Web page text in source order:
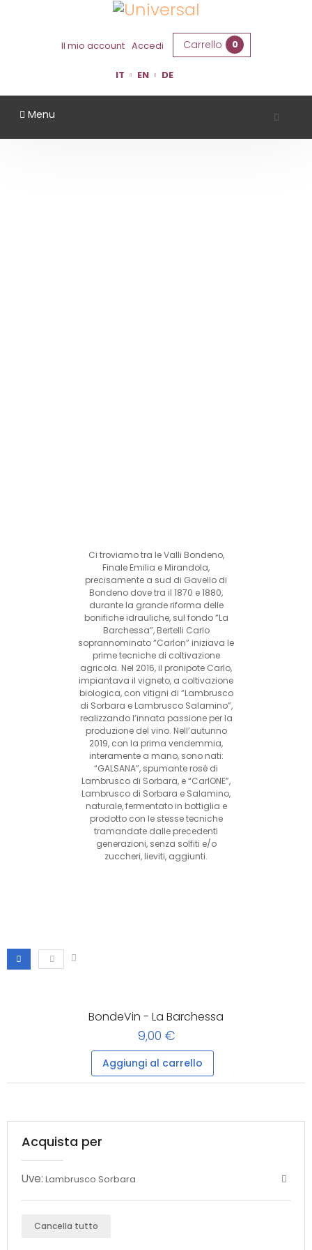
Il mio account Accedi Carrello 0
IT EN DE
Menu
Ci troviamo tra le Valli Bondeno,
Finale Emilia e Mirandola,
precisamente a sud di Gavello di
Bondeno dove tra il 1870 e 1880,
durante la grande riforma delle
bonifiche idrauliche, sul fondo “La
Barchessa”, Bertelli Carlo
soprannominato “Carlon” iniziava le
prime tecniche di coltivazione
agricola. Nel 2016, il pronipote Carlo,
impiantava il vigneto, a coltivazione
biologica, con vitigni di “Lambrusco
di Sorbara e Lambrusco Salamino”,
realizzando l’innata passione per la
produzione del vino. Nell’autunno
2019, con la prima vendemmia,
interamente a mano, sono nati:
“GALSANA”, spumante rosé di
Lambrusco di Sorbara, e “CarlONE”,
Lambrusco di Sorbara e Salamino,
naturale, fermentato in bottiglia e
prodotto con le stesse tecniche
tramandate dalle precedenti
generazioni, senza solfiti e/o
zuccheri, lieviti, aggiunti.
BondeVin - La Barchessa
9,00 €
Aggiungi al carrello
Acquista per
Uve: Lambrusco Sorbara
Cancella tutto